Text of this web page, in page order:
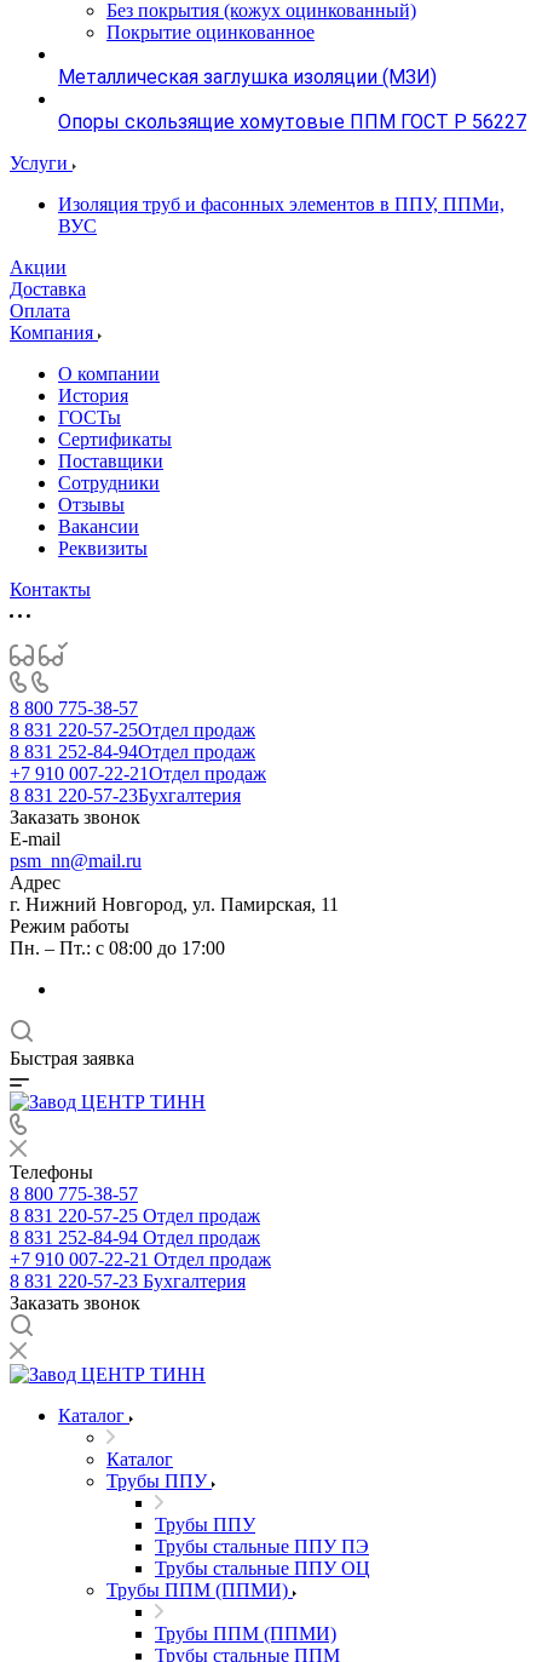
Без покрытия (кожух оцинкованный)
Покрытие оцинкованное
Металлическая заглушка изоляции (МЗИ)
Опоры скользящие хомутовые ППМ ГОСТ Р 56227
Услуги
Изоляция труб и фасонных элементов в ППУ, ППМи,
ВУС
Акции
Доставка
Оплата
Компания
О компании
История
ГОСТы
Сертификаты
Поставщики
Сотрудники
Отзывы
Вакансии
Реквизиты
Контакты
8 800 775-38-57
8 831 220-57-25Отдел продаж
8 831 252-84-94Отдел продаж
+7 910 007-22-21Отдел продаж
8 831 220-57-23Бухгалтерия
Заказать звонок
E-mail
psm_nn@mail.ru
Адрес
г. Нижний Новгород, ул. Памирская, 11
Режим работы
Пн. – Пт.: с 08:00 до 17:00
Быстрая заявка
Телефоны
8 800 775-38-57
8 831 220-57-25 Отдел продаж
8 831 252-84-94 Отдел продаж
+7 910 007-22-21 Отдел продаж
8 831 220-57-23 Бухгалтерия
Заказать звонок
Каталог
Каталог
Трубы ППУ
Трубы ППУ
Трубы стальные ППУ ПЭ
Трубы стальные ППУ ОЦ
Трубы ППМ (ППМИ)
Трубы ППМ (ППМИ)
Трубы стальные ППМ